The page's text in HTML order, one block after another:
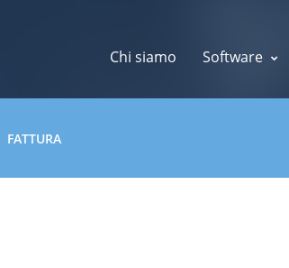
Chi siamo Software
FATTURA